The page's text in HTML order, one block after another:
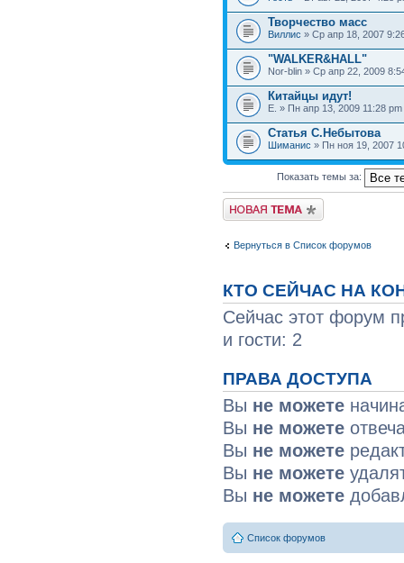
Творчество масс
Виллис » Ср апр 18, 2007
"WALKER&HALL"
Nor-blin » Ср апр 22, 2009
Китайцы идут!
Е. » Пн апр 13, 2009 11:28 pm
Статья С.Небытова
Шиманис » Пн ноя 19, 2007
Показать темы за:
Вернуться в Список форумов
КТО СЕЙЧАС НА
Сейчас этот форум
и гости: 2
ПРАВА ДОСТУПА
Вы не можете
Вы не можете
Вы не можете
Вы не можете
Вы не можете
Список форумов